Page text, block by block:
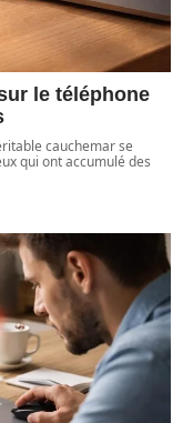
le téléphone
cauchemar se
qui ont accumulé des